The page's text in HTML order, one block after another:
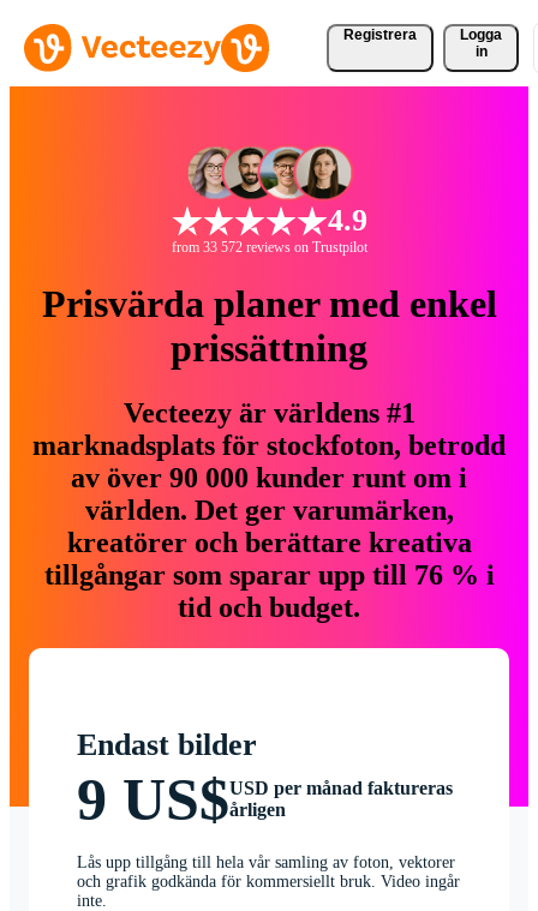
Registrera
Logga
in
4.9
from 33 572 reviews on Trustpilot
Prisvärda planer med enkel
prissättning
Vecteezy är världens #1
marknadsplats för stockfoton, betrodd
av över 90 000 kunder runt om i
världen. Det ger varumärken,
kreatörer och berättare kreativa
tillgångar som sparar upp till 76 % i
tid och budget.
Endast bilder
9 US$USD per månad faktureras
årligen
Lås upp tillgång till hela vår samling av foton, vektorer
och grafik godkända för kommersiellt bruk. Video ingår
inte.